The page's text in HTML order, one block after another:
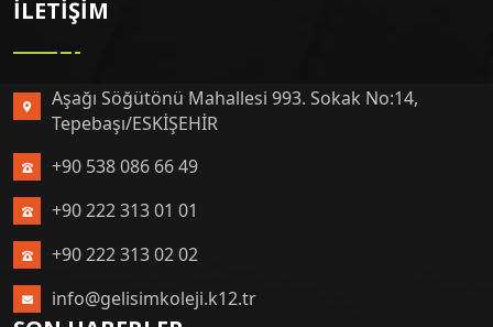
İLETIŞIM
Aşağı Söğütönü Mahallesi 993. Sokak No:14,
Tepebaşı/ESKİŞEHİR
+90 538 086 66 49
+90 222 313 01 01
+90 222 313 02 02
info@gelisimkoleji.k12.tr